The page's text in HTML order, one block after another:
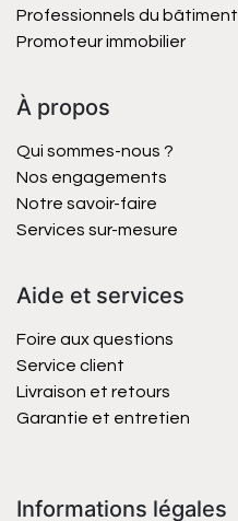
Professionnels du bâtiment
Promoteur immobilier
À propos
Qui sommes-nous ?
Nos engagements
Notre savoir-faire
Services sur-mesure
Aide et services
Foire aux questions
Service client
Livraison et retours
Garantie et entretien
Informations légales